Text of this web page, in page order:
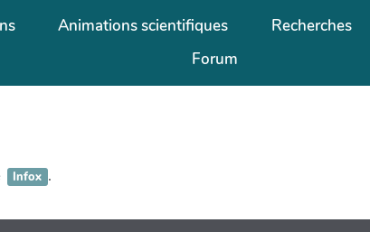
Animations scientifiques Recherches
Forum
Infox .